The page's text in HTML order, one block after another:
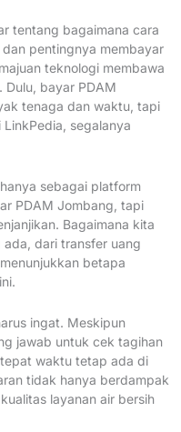
tentang bagaimana cara
pentingnya membayar
teknologi membawa
bayar PDAM
tenaga dan waktu, tapi
segalanya
sebagai platform
PDAM Jombang, tapi
Bagaimana kita
dari transfer uang
betapa
ingat. Meskipun
jawab untuk cek tagihan
waktu tetap ada di
tidak hanya berdampak
layanan air bersih